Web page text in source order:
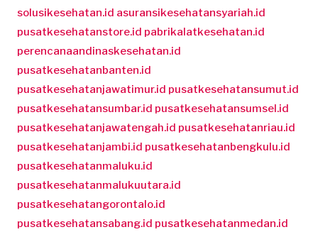
solusikesehatan.id asuransikesehatansyariah.id
pusatkesehatanstore.id pabrikalatkesehatan.id
perencanaandinaskesehatan.id
pusatkesehatanbanten.id
pusatkesehatanjawatimur.id pusatkesehatansumut.id
pusatkesehatansumbar.id pusatkesehatansumsel.id
pusatkesehatanjawatengah.id pusatkesehatanriau.id
pusatkesehatanjambi.id pusatkesehatanbengkulu.id
pusatkesehatanmaluku.id
pusatkesehatanmalukuutara.id
pusatkesehatangorontalo.id
pusatkesehatansabang.id pusatkesehatanmedan.id